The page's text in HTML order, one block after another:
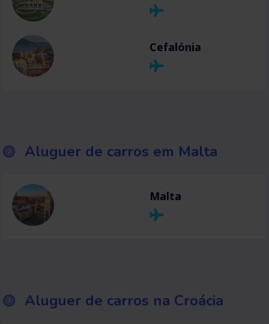
Cefalónia
Aluguer de carros em Malta
Malta
Aluguer de carros na Croácia